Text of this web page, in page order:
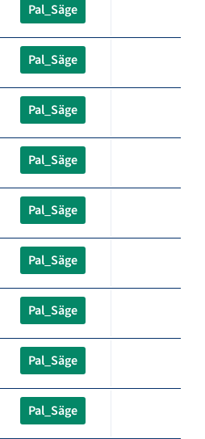
Pal_Säge
Pal_Säge
Pal_Säge
Pal_Säge
Pal_Säge
Pal_Säge
Pal_Säge
Pal_Säge
Pal_Säge